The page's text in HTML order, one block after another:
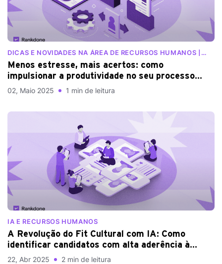
DICAS E NOVIDADES NA ÁREA DE RECURSOS HUMANOS |
Menos estresse, mais acertos: como
impulsionar a produtividade no seu processo
seletivo
02, Maio 2025 1 min de leitura
IA E RECURSOS HUMANOS
A Revolução do Fit Cultural com IA: Como
identificar candidatos com alta aderência à
cultura da empresa?
22, Abr 2025 2 min de leitura